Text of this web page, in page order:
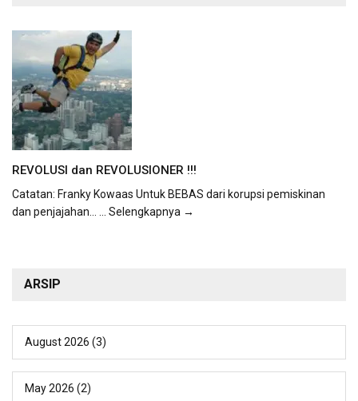
REVOLUSI dan REVOLUSIONER !!!
Catatan: Franky Kowaas Untuk BEBAS dari korupsi pemiskinan
dan penjajahan...
... Selengkapnya →
ARSIP
August 2026 (3)
May 2026 (2)